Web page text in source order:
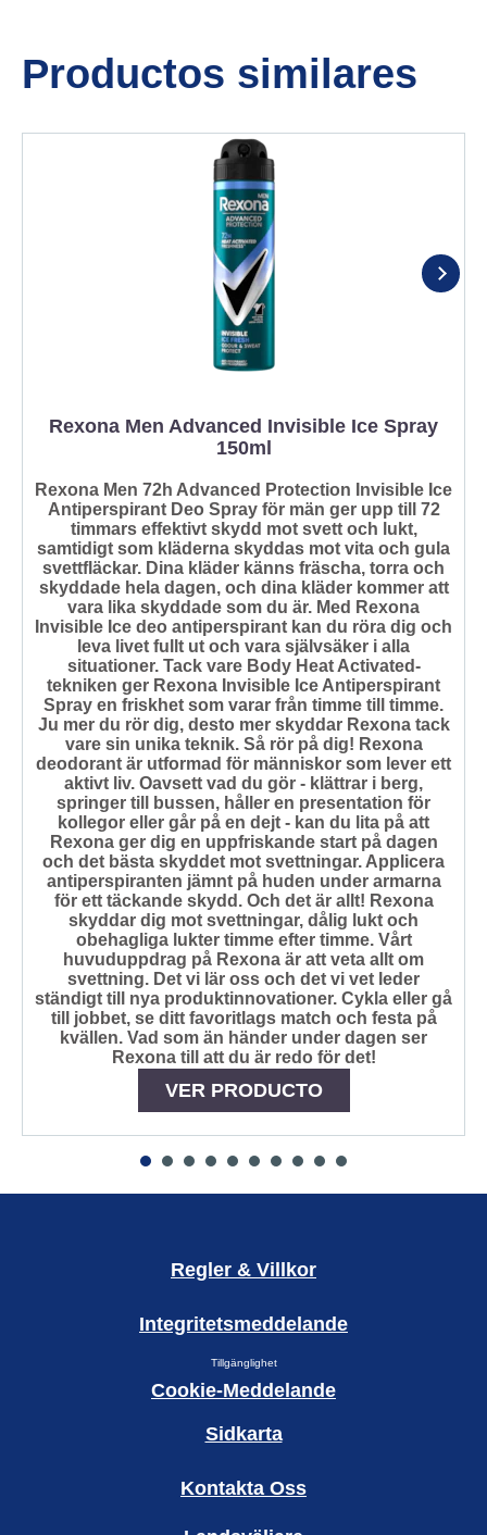
Productos similares
Rexona Men Advanced Invisible Ice Spray
150ml
Rexona Men 72h Advanced Protection Invisible Ice
Antiperspirant Deo Spray för män ger upp till 72
timmars effektivt skydd mot svett och lukt,
samtidigt som kläderna skyddas mot vita och gula
svettfläckar. Dina kläder känns fräscha, torra och
skyddade hela dagen, och dina kläder kommer att
vara lika skyddade som du är. Med Rexona
Invisible Ice deo antiperspirant kan du röra dig och
leva livet fullt ut och vara självsäker i alla
situationer. Tack vare Body Heat Activated-
tekniken ger Rexona Invisible Ice Antiperspirant
Spray en friskhet som varar från timme till timme.
Ju mer du rör dig, desto mer skyddar Rexona tack
vare sin unika teknik. Så rör på dig! Rexona
deodorant är utformad för människor som lever ett
aktivt liv. Oavsett vad du gör - klättrar i berg,
springer till bussen, håller en presentation för
kollegor eller går på en dejt - kan du lita på att
Rexona ger dig en uppfriskande start på dagen
och det bästa skyddet mot svettningar. Applicera
antiperspiranten jämnt på huden under armarna
för ett täckande skydd. Och det är allt! Rexona
skyddar dig mot svettningar, dålig lukt och
obehagliga lukter timme efter timme. Vårt
huvuduppdrag på Rexona är att veta allt om
svettning. Det vi lär oss och det vi vet leder
ständigt till nya produktinnovationer. Cykla eller gå
till jobbet, se ditt favoritlags match och festa på
kvällen. Vad som än händer under dagen ser
Rexona till att du är redo för det!
VER PRODUCTO
Regler & Villkor
Integritetsmeddelande
Ändra Inställningarna
Cookie-Meddelande
Sidkarta